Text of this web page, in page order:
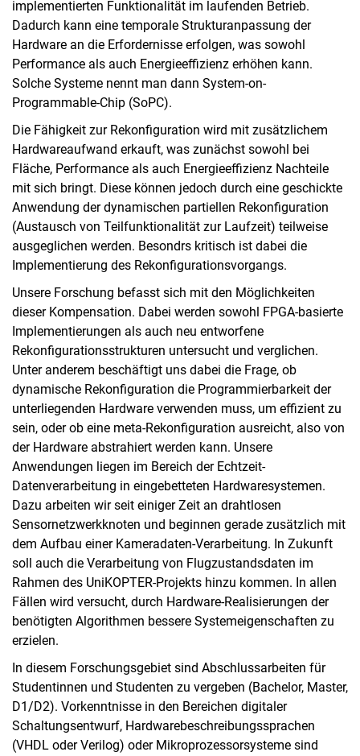
implementierten Funktionalität im laufenden Betrieb.
Dadurch kann eine temporale Strukturanpassung der
Hardware an die Erfordernisse erfolgen, was sowohl
Performance als auch Energieeffizienz erhöhen kann.
Solche Systeme nennt man dann System-on-
Programmable-Chip (SoPC).
Die Fähigkeit zur Rekonfiguration wird mit zusätzlichem
Hardwareaufwand erkauft, was zunächst sowohl bei
Fläche, Performance als auch Energieeffizienz Nachteile
mit sich bringt. Diese können jedoch durch eine geschickte
Anwendung der dynamischen partiellen Rekonfiguration
(Austausch von Teilfunktionalität zur Laufzeit) teilweise
ausgeglichen werden. Besondrs kritisch ist dabei die
Implementierung des Rekonfigurationsvorgangs.
Unsere Forschung befasst sich mit den Möglichkeiten
dieser Kompensation. Dabei werden sowohl FPGA-basierte
Implementierungen als auch neu entworfene
Rekonfigurationsstrukturen untersucht und verglichen.
Unter anderem beschäftigt uns dabei die Frage, ob
dynamische Rekonfiguration die Programmierbarkeit der
unterliegenden Hardware verwenden muss, um effizient zu
sein, oder ob eine meta-Rekonfiguration ausreicht, also von
der Hardware abstrahiert werden kann. Unsere
Anwendungen liegen im Bereich der Echtzeit-
Datenverarbeitung in eingebetteten Hardwaresystemen.
Dazu arbeiten wir seit einiger Zeit an drahtlosen
Sensornetzwerkknoten und beginnen gerade zusätzlich mit
dem Aufbau einer Kameradaten-Verarbeitung. In Zukunft
soll auch die Verarbeitung von Flugzustandsdaten im
Rahmen des UniKOPTER-Projekts hinzu kommen. In allen
Fällen wird versucht, durch Hardware-Realisierungen der
benötigten Algorithmen bessere Systemeigenschaften zu
erzielen.
In diesem Forschungsgebiet sind Abschlussarbeiten für
Studentinnen und Studenten zu vergeben (Bachelor, Master,
D1/D2). Vorkenntnisse in den Bereichen digitaler
Schaltungsentwurf, Hardwarebeschreibungssprachen
(VHDL oder Verilog) oder Mikroprozessorsysteme sind